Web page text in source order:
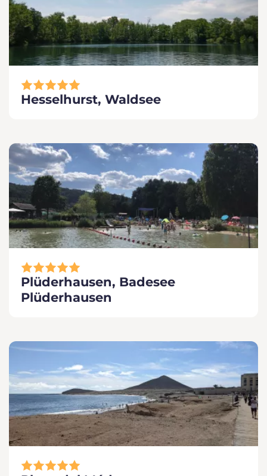
Hesselhurst, Waldsee
Plüderhausen, Badesee
Plüderhausen